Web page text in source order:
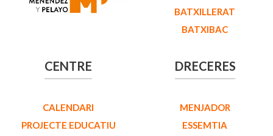
BATXILLERAT
BATXIBAC
CENTRE
CALENDARI
PROJECTE EDUCATIU
DRECERES
MENJADOR
ESSEMTIA